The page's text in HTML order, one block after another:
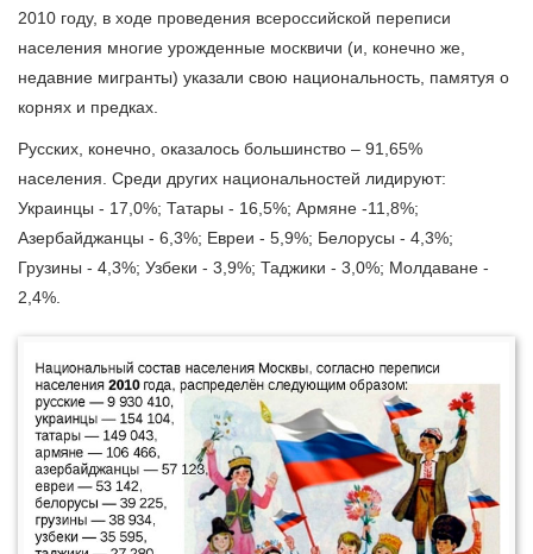
2010 году, в ходе проведения всероссийской переписи
населения многие урожденные москвичи (и, конечно же,
недавние мигранты) указали свою национальность, памятуя о
корнях и предках.
Русских, конечно, оказалось большинство – 91,65%
населения. Среди других национальностей лидируют:
Украинцы - 17,0%; Татары - 16,5%; Армяне -11,8%;
Азербайджанцы - 6,3%; Евреи - 5,9%; Белорусы - 4,3%;
Грузины - 4,3%; Узбеки - 3,9%; Таджики - 3,0%; Молдаване -
2,4%.